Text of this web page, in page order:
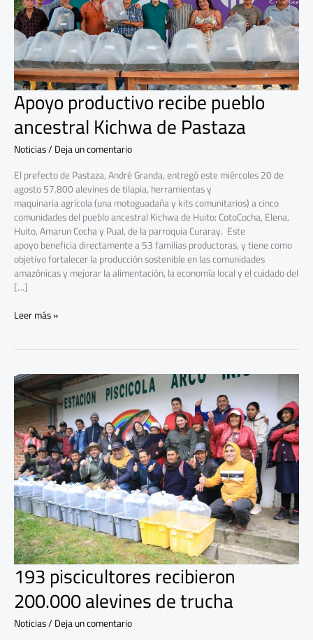
Apoyo productivo recibe pueblo
ancestral Kichwa de Pastaza
Noticias/Deja un comentario
El prefecto de Pastaza, André Granda, entregó este miércoles 20 de
agosto 57.800 alevines de tilapia, herramientas y
maquinaria agrícola (una motoguadaña y kits comunitarios) a cinco
comunidades del pueblo ancestral Kichwa de Huito: CotoCocha, Elena,
Huito, Amarun Cocha y Pual, de la parroquia Curaray. Este
apoyo beneficia directamente a 53 familias productoras, y tiene como
objetivo fortalecer la producción sostenible en las comunidades
amazónicas y mejorar la alimentación, la economía local y el cuidado del
[…]
Leer más »
193 piscicultores recibieron
200.000 alevines de trucha
Noticias/Deja un comentario
193
piscicultores
recibieron
200.000
alevines
de
trucha